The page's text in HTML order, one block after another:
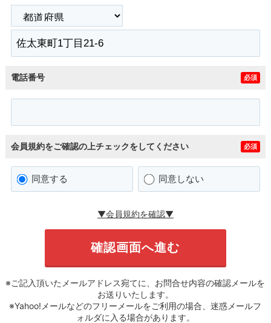
電話番号 必須
会員規約をご確認の上チェックをしてください 必須
同意する 同意しない
▼会員規約を確認▼
※ご記入頂いたメールアドレス宛てに、お問合せ内容の確認メールを
お送りいたします。
※Yahoo!メールなどのフリーメールをご利用の場合、迷惑メールフ
ォルダに入る場合があります。